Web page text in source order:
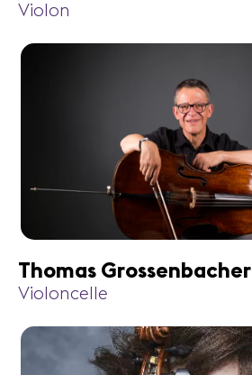
Violon
Thomas Grossenbacher
Violoncelle